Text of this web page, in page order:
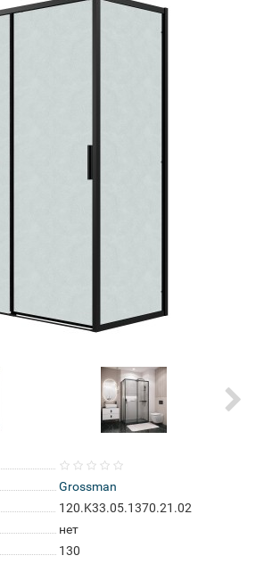
Grossman
120.K33.05.1370.21.02
нет
130